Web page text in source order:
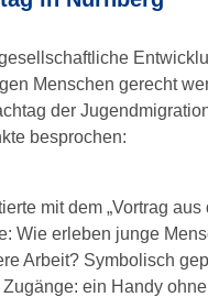
Menschen gerecht
der
besprochen:
mit dem „Vortrag aus
Wie erleben junge
Arbeit? Symbolisch
ein Handy